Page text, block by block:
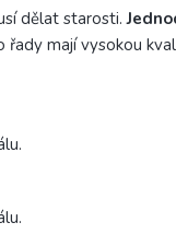
dělat starosti.
mají vysokou